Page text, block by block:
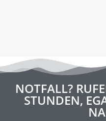
NOTFALL?
STUNDEN,